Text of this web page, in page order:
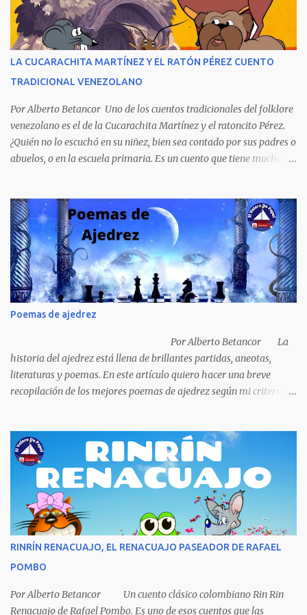
extraordinario contenido y detalla, cambiando los nombres de los
personajes, cuatro crímenes que conmocionaron a la sociedad
venezolana y cuyos presuntos autores quedaron en libertad, pese a
tener la policía pruebas e indicios suficientes de culpabilidad. La
porque refleja los males del poder judicial y de la sociedad
venezolana, tráfico...
LA CUCARACHITA MARTÍNEZ Y EL RATÓN PÉREZ CUENTO
TRADICIONAL VENEZOLANO
Por Alberto Betancor Uno de los cuentos tradicionales del folklore
venezolano es el de la Cucarachita Martínez y el ratoncito Pérez.
¿Quién no lo escuchó en su niñez, bien sea contado por sus padres o
abuelos, o en la escuela primaria. Es un cuento que tiene muchas
hablaban, hace mucho, mucho tiempo, una Cucarachita llamada
Martínez que estaba barriendo el zaguán (porche) de su casa,
cuando vio algo que brillaba, se sorprendió y se emocionó al ver lo
que veían sus ojos, era un mediecito (moneda de cinco céntimos).
La recogió y se preguntó de quien sería, pero al ver que no era de
nadie se la guardó en el bolsillo y siguió barriendo y pensando que
podría comprar, pensó en comprar una casa, pero desecho la idea
porque ya tenía una casa, pensó en un carro (coche), pero desecho
la idea porque no sabía manejar (conducir) al final se le ocurrió
comprarse un vestido y...
Poemas de ajedrez
Por Alberto Betancor La
historia del ajedrez está llena de brillantes partidas, aneotas,
literaturas y poemas. En este artículo quiero hacer una breve
recopilación de los mejores poemas de ajedrez según mi criterio
Borges es uno de los grandes pensadores del Siglo XX, su obra
universal trasciende más allá del premio Nobel de Literatura que le
fue negado por razones políticas, pero como hombre de principios
y sabiendo que sus posturas ideológicas eran un óbice para
obtenerlo, prefirió sus principios que el Nobel. Jorg...
RINRÍN RENACUAJO, EL RENACUAJO PASEADOR DE RAFAEL
POMBO
Por Alberto Betancor Un cuento clásico colombiano Rin Rin
Renacuajo de Rafael Pombo. Es uno de esos cuentos que las